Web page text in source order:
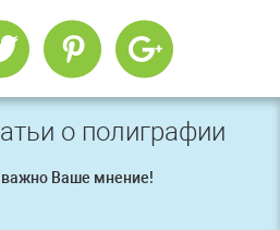
о полиграфии
Ваше мнение!